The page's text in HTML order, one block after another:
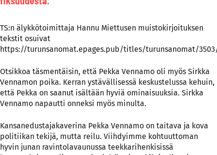
TS:n älykkötoimittaja Hannu Miettusen muistokirjoituksen
tekstit osuivat
https://turunsanomat.epages.pub/titles/turunsanomat/
Otsikkoa täsmentäisin, että Pekka Vennamo oli myös Sirkka
Vennamon poika. Kerran ystävällisessä keskustelussa kehuin,
että Pekka on saanut isältään hyviä ominaisuuksia. Sirkka
Vennamo napautti onneksi myös minulta.
Kansanedustajakaverina Pekka Vennamo on taitava ja kova
politiikan tekijä, mutta reilu. Viihdyimme kohtuuttoman
hyvin junan ravintolavaunussa teekkarihenkisissä